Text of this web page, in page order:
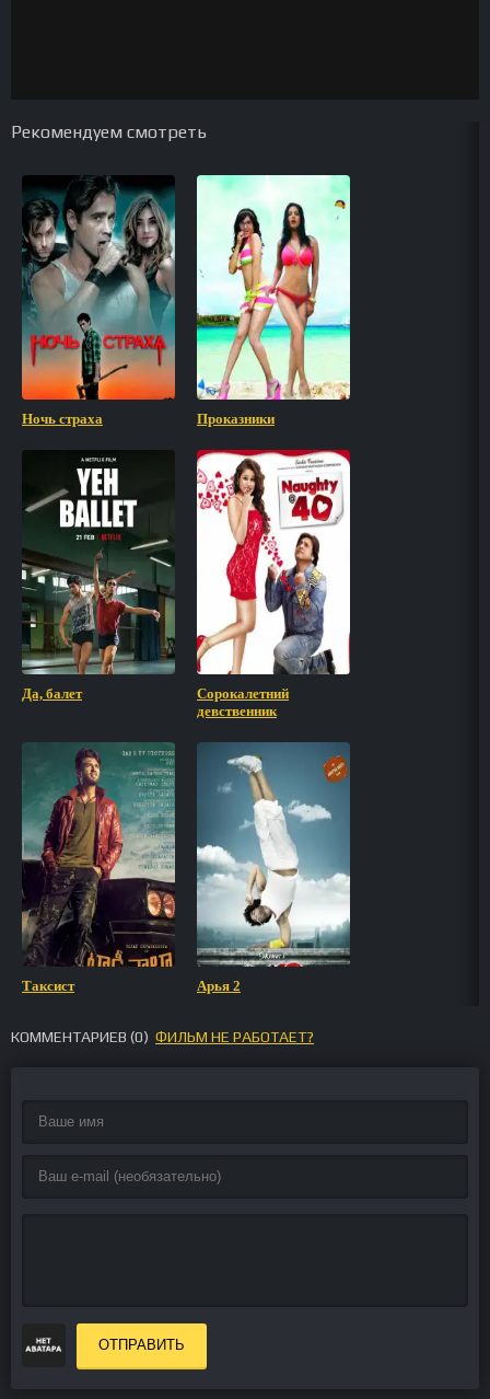
Рекомендуем смотреть
Ночь страха Проказники
Да, балет
Сорокалетний
девственник
Таксист Арья 2
КОММЕНТАРИЕВ (0) ФИЛЬМ НЕ РАБОТАЕТ?
ОТПРАВИТЬ